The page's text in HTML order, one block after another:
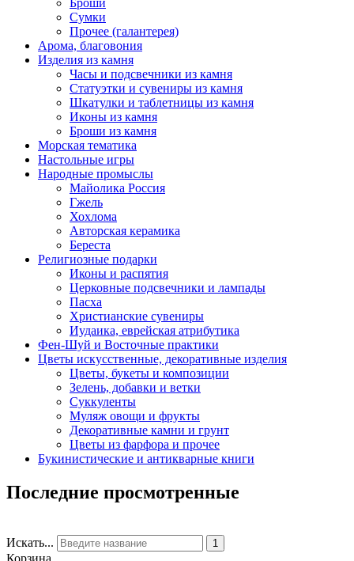
Сумки
Прочее (галантерея)
Арома, благовония
Изделия из камня
Часы и подсвечники из камня
Статуэтки и сувениры из камня
Шкатулки и таблетницы из камня
Иконы из камня
Броши из камня
Морская тематика
Настольные игры
Народные промыслы
Майолика Россия
Гжель
Хохлома
Авторская керамика
Береста
Религиозные подарки
Иконы и распятия
Церковные подсвечники и лампады
Пасха
Христианские сувениры
Иудаика, еврейская атрибутика
Фен-Шуй и Восточные практики
Цветы искусственные, декоративные изделия
Цветы, букеты и композиции
Зелень, добавки и ветки
Суккуленты
Муляж овощи и фрукты
Декоративные камни и грунт
Цветы из фарфора и прочее
Букинистические и антикварные книги
Последние просмотренные
Искать... 1
Корзина